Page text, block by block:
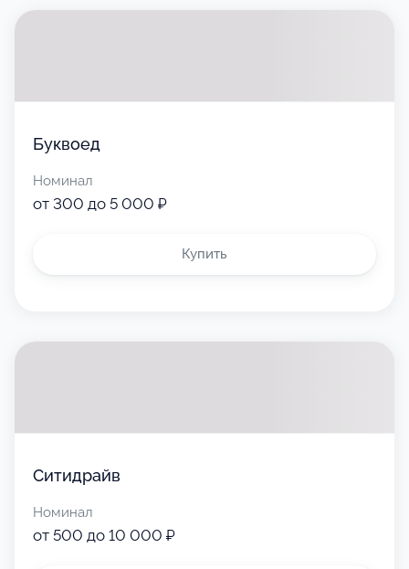
Буквоед
Номинал
от 300 до 5 000 ₽
Купить
Ситидрайв
Номинал
от 500 до 10 000 ₽